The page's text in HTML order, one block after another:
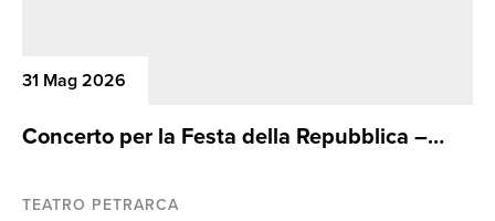
31 Mag 2026
Concerto per la Festa della Repubblica –
TEATRO PETRARCA